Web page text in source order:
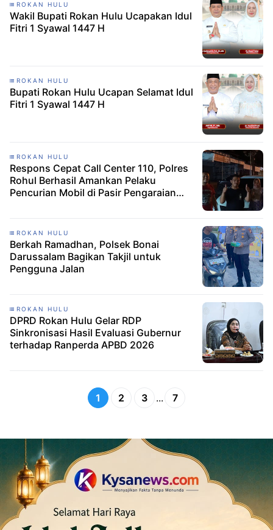
ROKAN HULU
Wakil Bupati Rokan Hulu Ucapakan Idul
Fitri 1 Syawal 1447 H
ROKAN HULU
Bupati Rokan Hulu Ucapan Selamat Idul
Fitri 1 Syawal 1447 H
ROKAN HULU
Respons Cepat Call Center 110, Polres
Rohul Berhasil Amankan Pelaku
Pencurian Mobil di Pasir Pengaraian
ROKAN HULU
Berkah Ramadhan, Polsek Bonai
Darussalam Bagikan Takjil untuk
Pengguna Jalan
ROKAN HULU
DPRD Rokan Hulu Gelar RDP
Sinkronisasi Hasil Evaluasi Gubernur
terhadap Ranperda APBD 2026
1 2 3 ... 7